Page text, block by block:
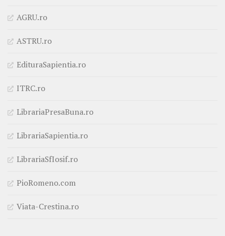
AGRU.ro
ASTRU.ro
EdituraSapientia.ro
ITRC.ro
LibrariaPresaBuna.ro
LibrariaSapientia.ro
LibrariaSfIosif.ro
PioRomeno.com
Viata-Crestina.ro